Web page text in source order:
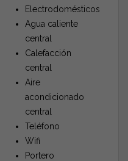
Electrodomésticos
Agua caliente
central
Calefacción
central
Aire
acondicionado
central
Teléfono
Wifi
Portero